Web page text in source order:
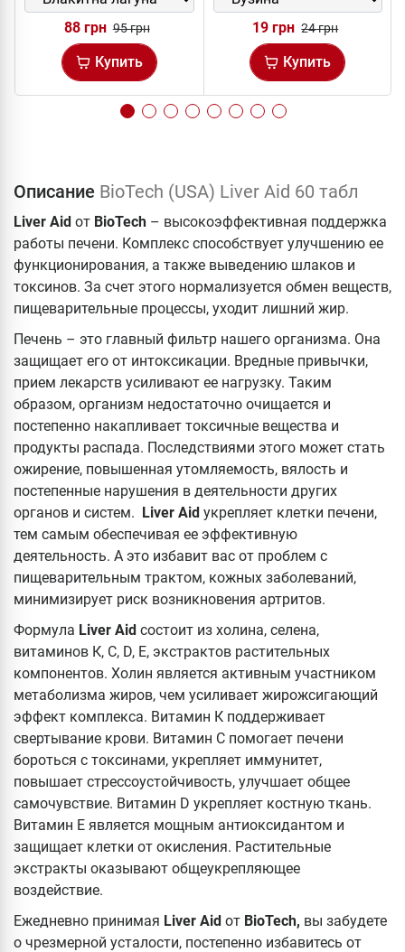
88 грн 95 грн
Купить
19 грн 24 грн
Купить
Описание BioTech (USA) Liver Aid 60 табл
Liver Aid от BioTech – высокоэффективная поддержка
работы печени. Комплекс способствует улучшению ее
функционирования, а также выведению шлаков и
токсинов. За счет этого нормализуется обмен веществ,
пищеварительные процессы, уходит лишний жир.
Печень – это главный фильтр нашего организма. Она
защищает его от интоксикации. Вредные привычки,
прием лекарств усиливают ее нагрузку. Таким
образом, организм недостаточно очищается и
постепенно накапливает токсичные вещества и
продукты распада. Последствиями этого может стать
ожирение, повышенная утомляемость, вялость и
постепенные нарушения в деятельности других
органов и систем. Liver Aid укрепляет клетки печени,
тем самым обеспечивая ее эффективную
деятельность. А это избавит вас от проблем с
пищеварительным трактом, кожных заболеваний,
минимизирует риск возникновения артритов.
Формула Liver Aid состоит из холина, селена,
витаминов К, С, D, Е, экстрактов растительных
компонентов. Холин является активным участником
метаболизма жиров, чем усиливает жирожсигающий
эффект комплекса. Витамин К поддерживает
свертывание крови. Витамин С помогает печени
бороться с токсинами, укрепляет иммунитет,
повышает стрессоустойчивость, улучшает общее
самочувствие. Витамин D укрепляет костную ткань.
Витамин Е является мощным антиоксидантом и
защищает клетки от окисления. Растительные
экстракты оказывают общеукрепляющее
воздействие.
Ежедневно принимая Liver Aid от BioTech, вы забудете
о чрезмерной усталости, постепенно избавитесь от